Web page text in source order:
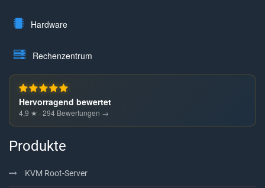
Hardware
Rechenzentrum
Hervorragend bewertet
4,9 ★ · 294 Bewertungen →
Produkte
KVM Root-Server